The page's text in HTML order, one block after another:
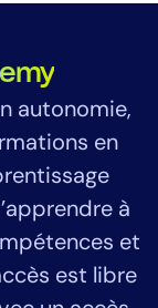
autonomie,
en
à
et
est libre